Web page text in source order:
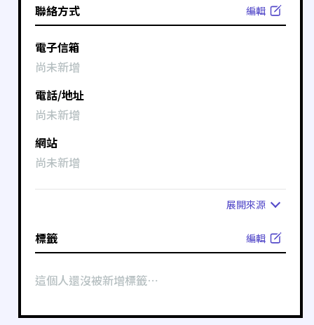
聯絡方式 編輯
電子信箱
尚未新增
電話/地址
尚未新增
網站
尚未新增
展開來源
標籤 編輯
這個人還沒被新增標籤⋯